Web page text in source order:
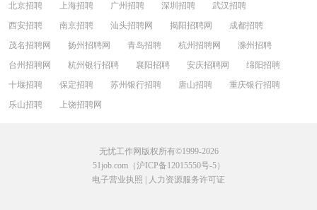
北京招聘 上海招聘 广州招聘 深圳招聘
武汉招聘
西安招聘
南京招聘 汕头招聘网 揭阳招聘网
成都招聘
茂名招聘网
扬州招聘网 青岛招聘 杭州招聘网
滁州招聘
台州招聘网
杭州银行招聘 襄阳招聘 安庆招聘网
绵阳招聘
十堰招聘
保定招聘 苏州银行招聘 唐山招聘
重庆银行招聘
乐山招聘
上饶招聘网
无忧工作网版权所有©1999-2026
51job.com（沪ICP备12015550号-5）
电子营业执照
人力资源服务许可证